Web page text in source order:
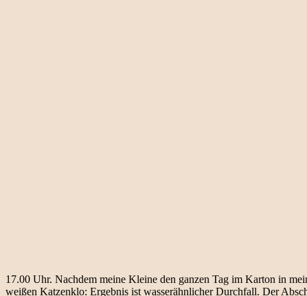
17.00 Uhr. Nachdem meine Kleine den ganzen Tag im Karton in
weißen Katzenklo: Ergebnis ist wasserähnlicher Durchfall. Der